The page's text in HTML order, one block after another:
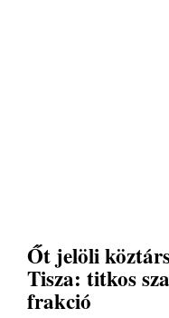
Őt jelöli
Tisza: titkos
frakció